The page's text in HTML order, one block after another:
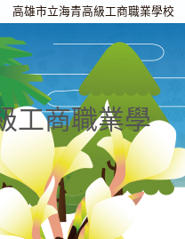
高雄市立海青高級工商職業學校
工商職業學